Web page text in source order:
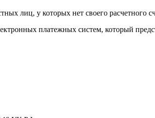
лиц, у которых нет своего расчетного
платежных систем, который